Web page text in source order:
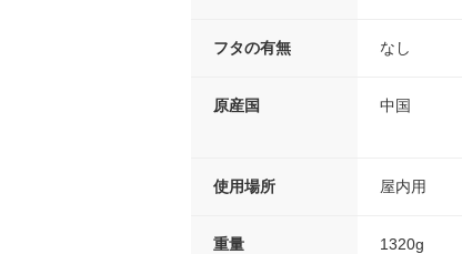
フタの有無 なし
原産国 中国
使用場所 屋内用
重量 1320g